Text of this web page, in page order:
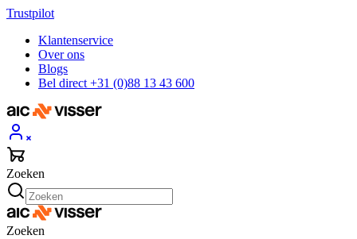
Trustpilot
Klantenservice
Over ons
Blogs
Bel direct +31 (0)88 13 43 600
Zoeken
Zoeken